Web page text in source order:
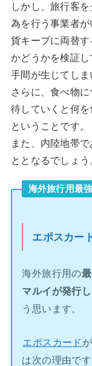
しかし、旅行客
為を行う事業者
貨キープに両替
かどうかを検証
手間が生じてしま
さらに、食べ物
待していくと何
ということです。
また、内陸地帯
ととなるでしょう
海外旅行用最
エポスカー
海外旅行用の
マルイが発行
う思います。
エポスカード
は次の理由です